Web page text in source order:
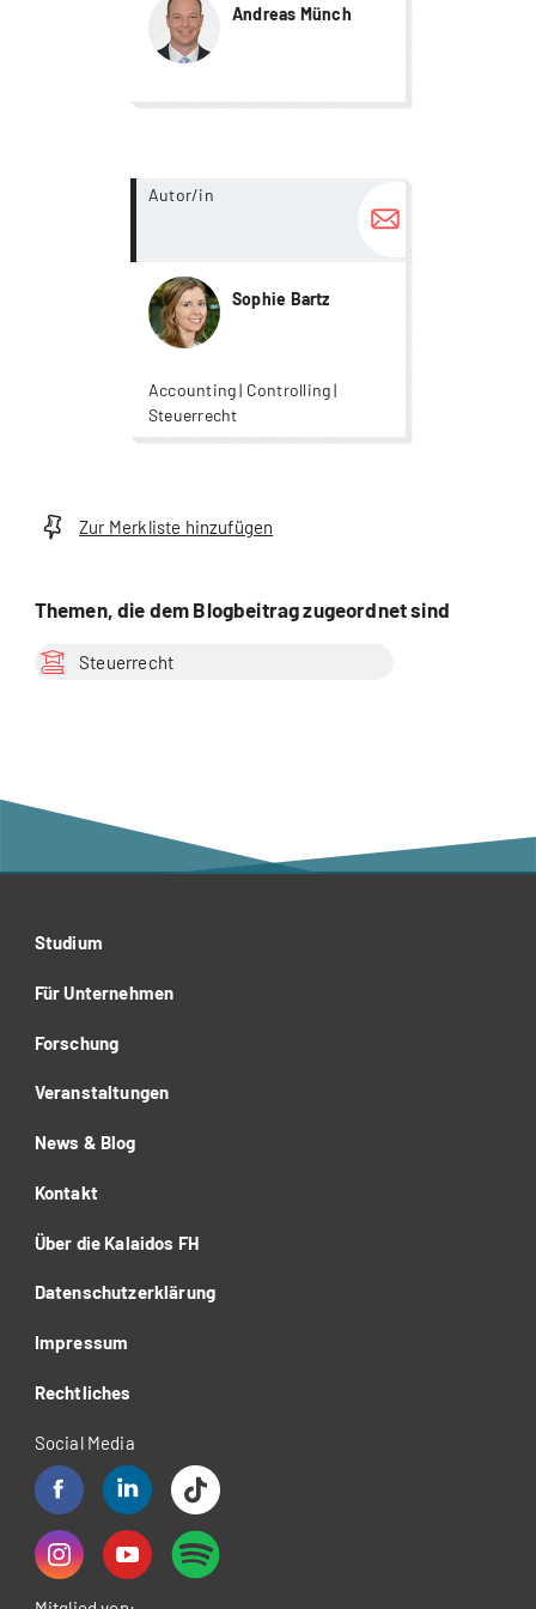
Andreas Münch
Autor/in
Sophie Bartz
Accounting | Controlling |
Steuerrecht
more...
Zur Merkliste hinzufügen
Themen, die dem Blogbeitrag zugeordnet sind
Steuerrecht
Studium
Für Unternehmen
Forschung
Veranstaltungen
News & Blog
Kontakt
Über die Kalaidos FH
Datenschutzerklärung
Impressum
Rechtliches
Social Media